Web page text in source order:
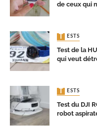
de ceux qui
TESTS
Test de la
qui veut
TESTS
Test du DJI
robot